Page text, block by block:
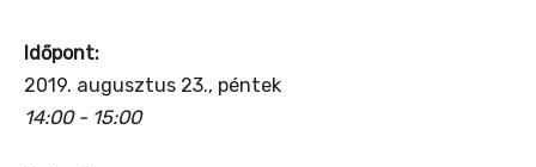
Időpont:
2019. augusztus 23., péntek
14:00 - 15:00